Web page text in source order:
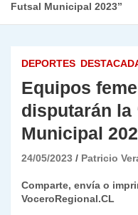
Futsal Municipal 2023”
DEPORTES
Equipos
disputarán la
Municipal
24/05/2023 Patricio
Comparte, envía o
VoceroRegional.CL